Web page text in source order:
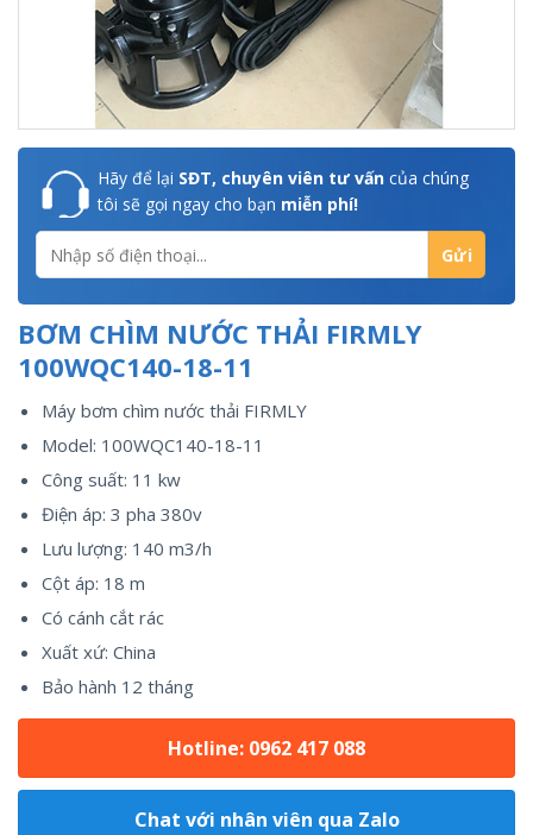
Hãy để lại SĐT, chuyên viên tư vấn của chúng
tôi sẽ gọi ngay cho bạn miễn phí!
BƠM CHÌM NƯỚC THẢI FIRMLY
100WQC140-18-11
Máy bơm chìm nước thải FIRMLY
Model: 100WQC140-18-11
Công suất: 11 kw
Điện áp: 3 pha 380v
Lưu lượng: 140 m3/h
Cột áp: 18 m
Có cánh cắt rác
Xuất xứ: China
Bảo hành 12 tháng
Hotline: 0962 417 088
Chat với nhân viên qua Zalo